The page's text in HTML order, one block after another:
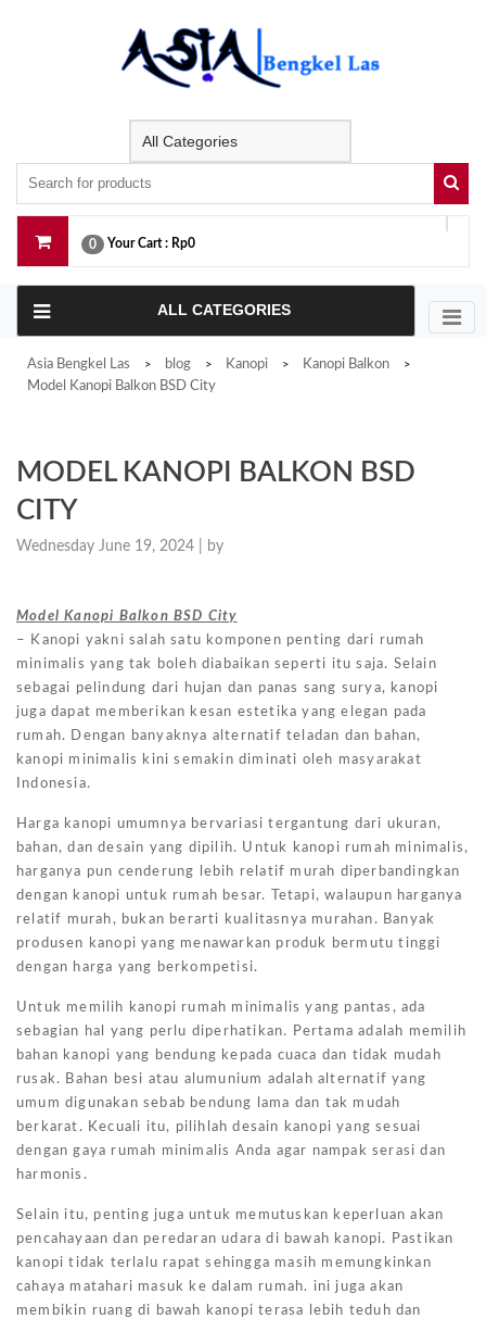
0 Your Cart : Rp0
ALL CATEGORIES
Asia Bengkel Las > blog > Kanopi > Kanopi Balkon >
Model Kanopi Balkon BSD City
MODEL KANOPI BALKON BSD
CITY
Wednesday June 19, 2024 | by
Model Kanopi Balkon BSD City
– Kanopi yakni salah satu komponen penting dari rumah
minimalis yang tak boleh diabaikan seperti itu saja. Selain
sebagai pelindung dari hujan dan panas sang surya, kanopi
juga dapat memberikan kesan estetika yang elegan pada
rumah. Dengan banyaknya alternatif teladan dan bahan,
kanopi minimalis kini semakin diminati oleh masyarakat
Indonesia.
Harga kanopi umumnya bervariasi tergantung dari ukuran,
bahan, dan desain yang dipilih. Untuk kanopi rumah minimalis,
harganya pun cenderung lebih relatif murah diperbandingkan
dengan kanopi untuk rumah besar. Tetapi, walaupun harganya
relatif murah, bukan berarti kualitasnya murahan. Banyak
produsen kanopi yang menawarkan produk bermutu tinggi
dengan harga yang berkompetisi.
Untuk memilih kanopi rumah minimalis yang pantas, ada
sebagian hal yang perlu diperhatikan. Pertama adalah memilih
bahan kanopi yang bendung kepada cuaca dan tidak mudah
rusak. Bahan besi atau alumunium adalah alternatif yang
umum digunakan sebab bendung lama dan tak mudah
berkarat. Kecuali itu, pilihlah desain kanopi yang sesuai
dengan gaya rumah minimalis Anda agar nampak serasi dan
harmonis.
Selain itu, penting juga untuk memutuskan keperluan akan
pencahayaan dan peredaran udara di bawah kanopi. Pastikan
kanopi tidak terlalu rapat sehingga masih memungkinkan
cahaya matahari masuk ke dalam rumah. ini juga akan
membikin ruang di bawah kanopi terasa lebih teduh dan